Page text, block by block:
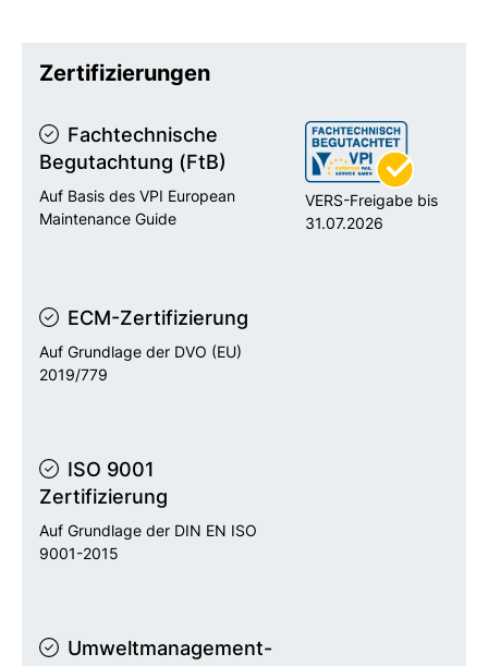
Zertifizierungen
Fachtechnische
Begutachtung (FtB)
Auf Basis des VPI European
Maintenance Guide
VERS-Freigabe bis
31.07.2026
ECM-Zertifizierung
Auf Grundlage der DVO (EU)
2019/779
ISO 9001
Zertifizierung
Auf Grundlage der DIN EN ISO
9001-2015
Umweltmanagement-